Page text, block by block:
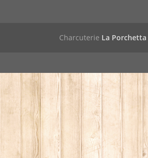
Charcuterie La Porchetta